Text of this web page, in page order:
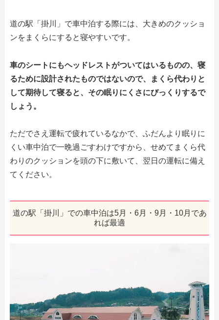
道の駅「掛川」で車中泊する際には、大きめのクッショ
ンをまくらにすると寝やすいです。
車のシートにもヘッドレストがついてはいるものの、寝
るために設計されたものではないので、まくら代わりと
して期待して寝ると、その眠りにくさにびっくりするで
しょう。
ただでさえ運転で疲れているなかで、ふだんより眠りに
くい車中泊で一晩過ごすわけですから、せめてまくら代
わりのクッションを頭の下に敷いて、翌日の運転に備え
てください。
道の駅「掛川」での車中泊は5月・6月・9月・10月であ
れば最適